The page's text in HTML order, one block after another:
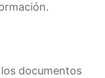
documentos